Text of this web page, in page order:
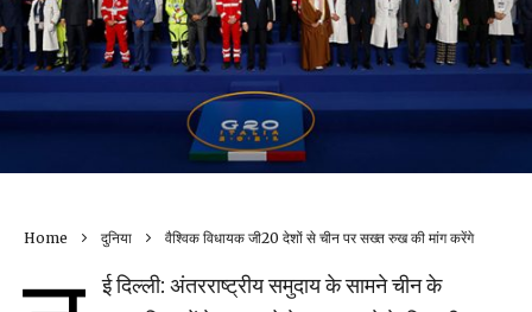
Home दुनिया वैश्विक विधायक जी20 देशों से चीन पर सख्त रुख की मांग करेंगे
ई दिल्ली: अंतरराष्ट्रीय समुदाय के सामने चीन के